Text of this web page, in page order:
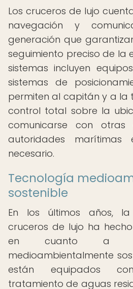
Los cruceros de lujo
navegación y
generación que
seguimiento preciso de la
sistemas incluyen
sistemas de
permiten al capitán y a la
control total sobre la
comunicarse con otras
autoridades
necesario.
Tecnología
sostenible
En los últimos años,
cruceros de lujo ha
en cuanto a la
medioambientalmente
están equipados
tratamiento de aguas